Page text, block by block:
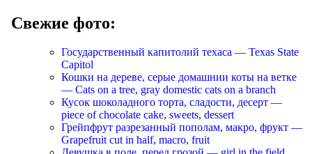
Свежие фото:
Государственный капитолий техаса — Texas State
Capitol
Кошки на дереве, серые домашнии коты на ветке
— Cats on a tree, gray domestic cats on a branch
Кусок шоколадного торта, сладости, десерт —
piece of chocolate cake, sweets, dessert
Грейпфрут разрезанный пополам, макро, фрукт —
Grapefruit cut in half, macro, fruit